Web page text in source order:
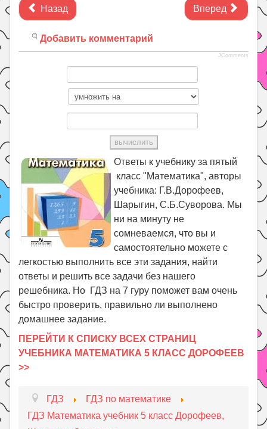
Назад Вперед
Добавить комментарий
JComments
Ответы к учебнику за пятый
класс "Математика", авторы
учебника: Г.В.Дорофеев,
Шарыгин, С.Б.Суворова. Мы
ни на минуту не
сомневаемся, что вы и
самостоятельно можете с
легкостью выполнить все эти задания, найти
ответы и решить все задачи без нашего
решебника. Но ГДЗ на 7 гуру поможет вам очень
быстро проверить, правильно ли выполнено
домашнее задание.
ПЕРЕЙТИ К СПИСКУ ВСЕХ СТРАНИЦ
УЧЕБНИКА МАТЕМАТИКА 5 КЛАСС ДОРОФЕЕВ
>>
ГДЗ
ГДЗ по математике
ГДЗ Математика учебник 5 класс Дорофеев,